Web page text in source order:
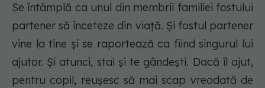
Se întâmplă ca unul din membrii familiei fostului
partener să înceteze din viață. Și fostul partener
vine la tine și se raportează ca fiind singurul lui
ajutor. Și atunci, stai și te gândești. Dacă îl ajut,
pentru copil, reușesc să mai scap vreodată de